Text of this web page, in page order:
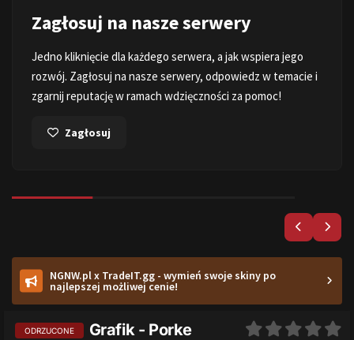
Zagłosuj na nasze serwery
Jedno kliknięcie dla każdego serwera, a jak wspiera jego
rozwój. Zagłosuj na nasze serwery, odpowiedz w temacie i
zgarnij reputację w ramach wdzięczności za pomoc!
Zagłosuj
NGNW.pl x TradeIT.gg - wymień swoje skiny po
najlepszej możliwej cenie!
ODRZUCONE Grafik - Porke